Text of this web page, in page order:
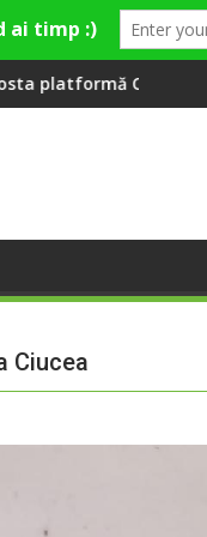
într-un nou centru
Când luna
Ciucea